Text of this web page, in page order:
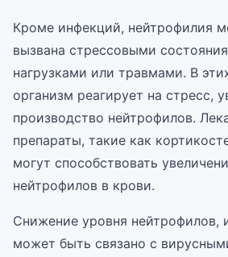
Кроме инфекций, нейтрофилия
вызвана стрессовыми
нагрузками или травмами. В
организм реагирует на стресс,
производство нейтрофилов.
препараты, такие как
могут способствовать
нейтрофилов в крови.
Снижение уровня нейтрофилов,
может быть связано с